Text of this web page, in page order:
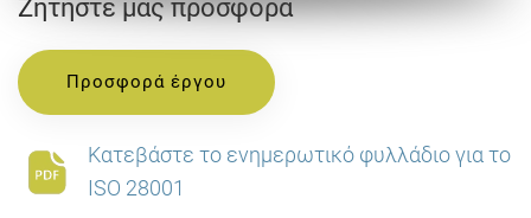
Ζητήστε μας προσφορά
Προσφορά έργου
Κατεβάστε το ενημερωτικό φυλλάδιο για το
ISO 28001